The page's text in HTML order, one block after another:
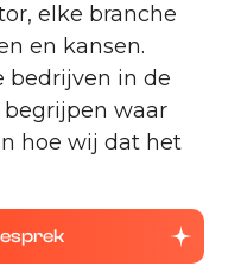
elke branche
en kansen.
bedrijven in de
waar
hoe wij dat het